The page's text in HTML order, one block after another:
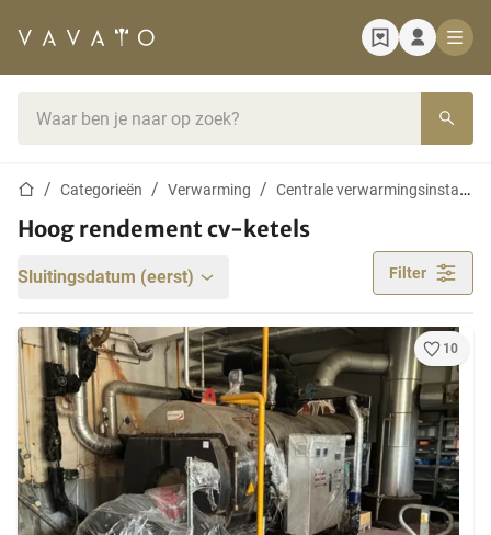
StartpaginaCategorieën Verwarming Centrale verwarmingsinstallaties
Hoog rendement cv-ketels
Sluitingsdatum (eerst) Filter
10